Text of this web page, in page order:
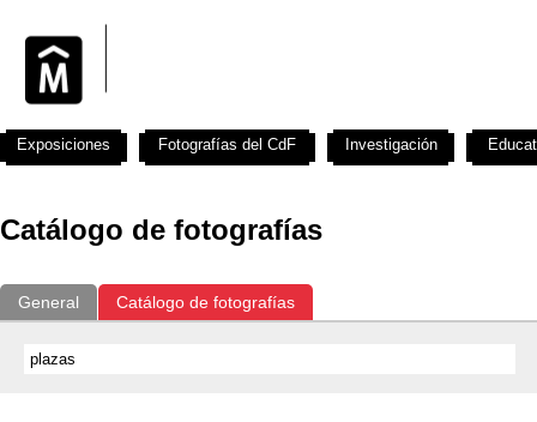
Catálogo de fotografías
General Catálogo de fotografías
Exposiciones Fotografías del CdF Investigación